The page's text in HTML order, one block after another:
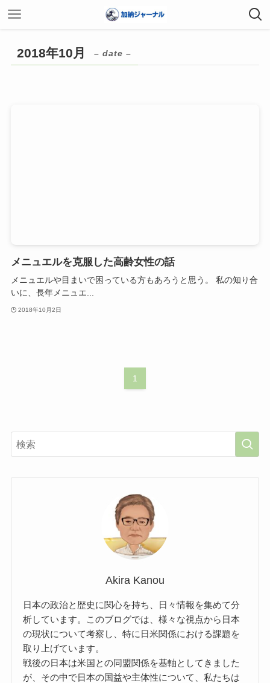
2018年10月 – date –
メニュエルを克服した高齢女性の話
メニュエルや目まいで困っている方もあろうと思う。 私の知り合
いに、長年メニュエ...
2018年10月2日
1
Akira Kanou
日本の政治と歴史に関心を持ち、日々情報を集めて分
析しています。このブログでは、様々な視点から日本
の現状について考察し、特に日米関係における課題を
取り上げています。
戦後の日本は米国との同盟関係を基軸としてきました
が、その中で日本の国益や主体性について、私たちは